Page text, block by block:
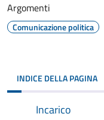
Argomenti
Comunicazione politica
INDICE DELLA PAGINA
Incarico